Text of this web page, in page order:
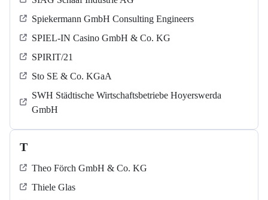
Spiekermann GmbH Consulting Engineers
SPIEL-IN Casino GmbH & Co. KG
SPIRIT/21
Sto SE & Co. KGaA
SWH Städtische Wirtschaftsbetriebe Hoyerswerda
GmbH
T
Theo Förch GmbH & Co. KG
Thiele Glas